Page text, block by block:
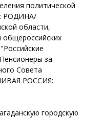
политической
РОДИНА/
области,
общероссийских
за
Совета
РОССИЯ:
городскую